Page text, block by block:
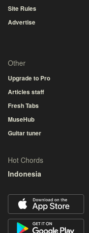
Site Rules
Advertise
Other
Upgrade to Pro
Articles staff
Fresh Tabs
MuseHub
Guitar tuner
Hot Chords
Indonesia